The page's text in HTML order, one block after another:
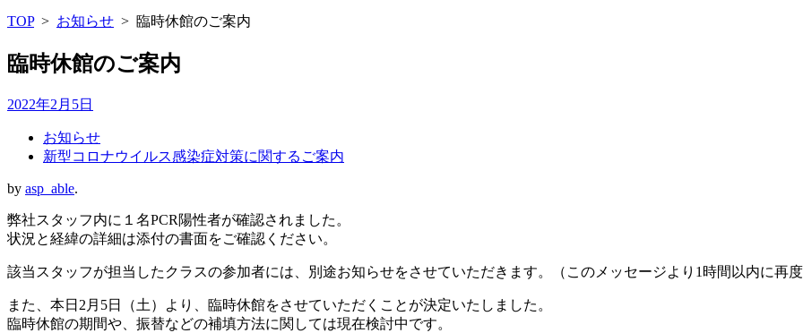
TOP> お知らせ > 臨時休館のご案内
臨時休館のご案内
2022年2月5日
お知らせ
新型コロナウイルス感染症対策に関するご案内
by asp_able.
弊社スタッフ内に１名PCR陽性者が確認されました。
状況と経緯の詳細は添付の書面をご確認ください。
該当スタッフが担当したクラスの参加者には、別途お知らせをさせていただきます。（このメッセージより1時間以内に再
また、本日2月5日（土）より、臨時休館をさせていただくことが決定いたしました。
臨時休館の期間や、振替などの補填方法に関しては現在検討中です。